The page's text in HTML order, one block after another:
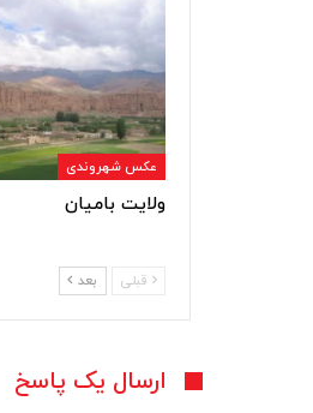
عکس شهروندی
ولایت بامیان
قبلی بعد
ارسال یک پاسخ